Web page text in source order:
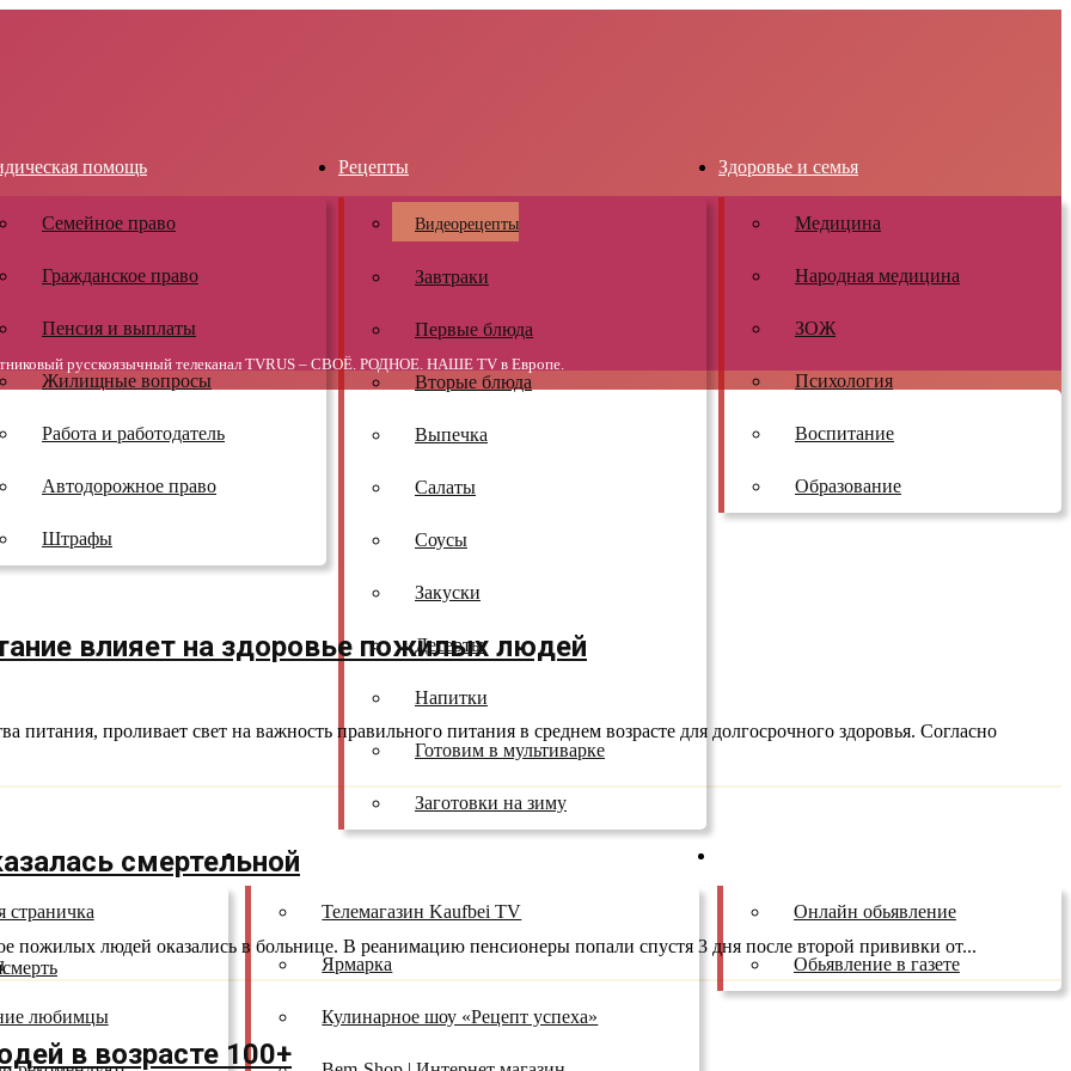
помощь
Семейное право
Гражданское право
Пенсия и выплаты
Жилищные вопросы
Работа и работодатель
Автодорожное право
Штрафы
Рецепты
Видеорецепты
Завтраки
Первые блюда
Вторые блюда
Выпечка
Салаты
Соусы
Закуски
Десерты
Напитки
Готовим в мультиварке
Заготовки на зиму
Здоровье и семья
Медицина
Народная медицина
ЗОЖ
Психология
Воспитание
Образование
страничка
любимцы
Проекты
Телемагазин Kaufbei TV
Ярмарка
Кулинарное шоу «Рецепт успеха»
Онлайн обьявление
Обьявление в газете
русскоязычный телеканал TVRUS – СВОЁ. РОДНОЕ. НАШЕ TV в Европе.
влияет на здоровье пожилых людей
проливает свет на важность правильного питания в среднем возрасте для долгосрочного здоровья. Согласно
смертельной
людей оказались в больнице. В реанимацию пенсионеры попали спустя 3 дня после второй прививки от...
смерть
в возрасте 100+